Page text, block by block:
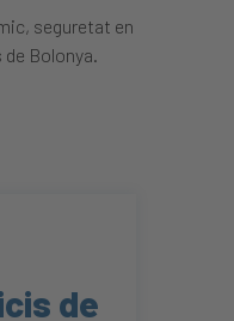
seguretat en
Bolonya.
de